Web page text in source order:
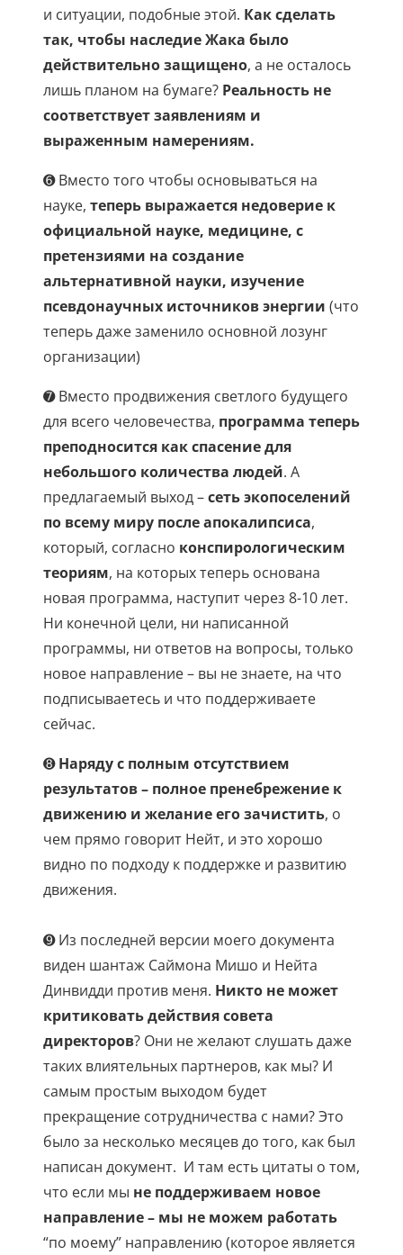
и ситуации, подобные этой. Как сделать
так, чтобы наследие Жака было
действительно защищено, а не осталось
лишь планом на бумаге? Реальность не
соответствует заявлениям и
выраженным намерениям.
➏ Вместо того чтобы основываться на
науке, теперь выражается недоверие к
официальной науке, медицине, с
претензиями на создание
альтернативной науки, изучение
псевдонаучных источников энергии (что
теперь даже заменило основной лозунг
организации)
➐ Вместо продвижения светлого будущего
для всего человечества, программа теперь
преподносится как спасение для
небольшого количества людей. А
предлагаемый выход –сеть экопоселений
по всему миру после апокалипсиса,
который, согласно конспирологическим
теориям, на которых теперь основана
новая программа, наступит через 8-10 лет.
Ни конечной цели, ни написанной
программы, ни ответов на вопросы, только
новое направление – вы не знаете, на что
подписываетесь и что поддерживаете
сейчас.
➑Наряду с полным отсутствием
результатов – полное пренебрежение к
движению и желание его зачистить, о
чем прямо говорит Нейт, и это хорошо
видно по подходу к поддержке и развитию
движения.
➒ Из последней версии моего документа
виден шантаж Саймона Мишо и Нейта
Динвидди против меня. Никто не может
критиковать действия совета
директоров? Они не желают слушать даже
таких влиятельных партнеров, как мы? И
самым простым выходом будет
прекращение сотрудничества с нами? Это
было за несколько месяцев до того, как был
написан документ. И там есть цитаты о том,
что если мы не поддерживаем новое
направление – мы не можем работать
“по моему” направлению (которое является